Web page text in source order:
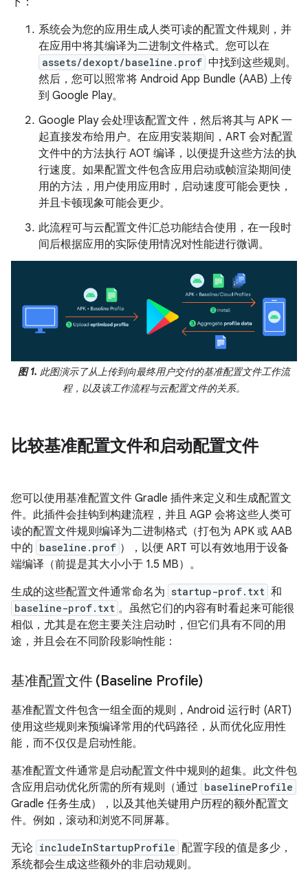
系统会为您的应用生成人类可读的配置文件规则，并
在应用中将其编译为二进制文件格式。您可以在
assets/dexopt/baseline.prof 中找到这些规则。
然后，您可以照常将 Android App Bundle (AAB) 上传
到 Google Play。
Google Play 会处理该配置文件，然后将其与 APK 一
起直接发布给用户。在应用安装期间，ART 会对配置
文件中的方法执行 AOT 编译，以便提升这些方法的执
行速度。如果配置文件包含应用启动或帧渲染期间使
用的方法，用户使用应用时，启动速度可能会更快，
并且卡顿现象可能会更少。
此流程可与云配置文件汇总功能结合使用，在一段时
间后根据应用的实际使用情况对性能进行微调。
图 1. 此图演示了从上传到向最终用户交付的基准配置文件工作流
程，以及该工作流程与云配置文件的关系。
比较基准配置文件和启动配置文件
您可以使用基准配置文件 Gradle 插件来定义和生成配置文
件。此插件会挂钩到构建流程，并且 AGP 会将这些人类可
读的配置文件规则编译为二进制格式（打包为 APK 或 AAB
中的 baseline.prof ），以便 ART 可以有效地用于设备
端编译（前提是其大小小于 1.5 MB）。
生成的这些配置文件通常命名为 startup-prof.txt 和
baseline-prof.txt 。虽然它们的内容有时看起来可能很
相似，尤其是在您主要关注启动时，但它们具有不同的用
途，并且会在不同阶段影响性能：
基准配置文件 (Baseline Profile)
基准配置文件包含一组全面的规则，Android 运行时 (ART)
使用这些规则来预编译常用的代码路径，从而优化应用性
能，而不仅仅是启动性能。
基准配置文件通常是启动配置文件中规则的超集。此文件包
含应用启动优化所需的所有规则（通过 baselineProfile
Gradle 任务生成），以及其他关键用户历程的额外配置文
件。例如，滚动和浏览不同屏幕。
无论 includeInStartupProfile 配置字段的值是多少，
系统都会生成这些额外的非启动规则。